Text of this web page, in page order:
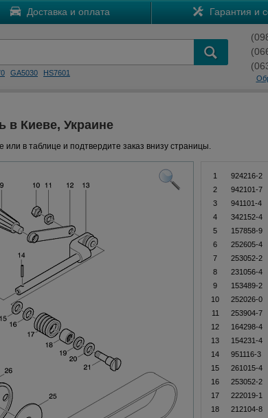
Доставка и оплата Гарантия и
GA5030 HS7601
в Киеве, Украине
в таблице и подтвердите заказ внизу страницы.
1 924216-2
2
942101-7
3
941101-4
4
342152-4
5
157858-9
6
252605-4
7
253052-2
8
231056-4
9
153489-2
10
252026-0
11
253904-7
12
164298-4
13
154231-4
14
951116-3
15
261015-4
16
253052-2
17
222019-1
18
212104-8